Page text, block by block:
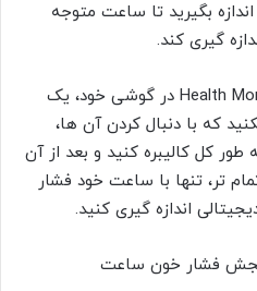
بگیرید تا ساعت متوجه
گیری کند.
بعد از وارد شدن به برنامه Health Monitor در گوشی خود، یک
که با دنبال کردن آن ها،
طور کل کالیبره کنید و بعد از آن
تر، تنها با ساعت خود فشار
اندازه گیری کنید.